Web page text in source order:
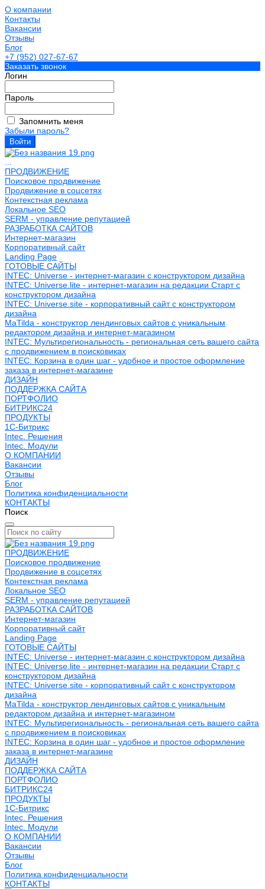
О компании
Контакты
Вакансии
Отзывы
Блог
+7 (952) 027-67-67
Заказать звонок
Логин
Пароль
Запомнить меня
Забыли пароль?
ПРОДВИЖЕНИЕ
Поисковое продвижение
Продвижение в соцсетях
Контекстная реклама
Локальное SEO
SERM - управление репутацией
РАЗРАБОТКА САЙТОВ
Интернет-магазин
Корпоративный сайт
Landing Page
ГОТОВЫЕ САЙТЫ
INTEC: Universe - интернет-магазин с конструктором дизайна
INTEC: Universe.lite - интернет-магазин на редакции Старт с
конструктором дизайна
INTEC: Universe.site - корпоративный сайт с конструктором
дизайна
MaTilda - конструктор лендинговых сайтов с уникальным
редактором дизайна и интернет-магазином
INTEC: Мультирегиональность - региональная сеть вашего сайта
с продвижением в поисковиках
INTEC: Корзина в один шаг - удобное и простое оформление
заказа в интернет-магазине
ДИЗАЙН
ПОДДЕРЖКА САЙТА
ПОРТФОЛИО
БИТРИКС24
ПРОДУКТЫ
1С-Битрикс
Intec. Решения
Intec. Модули
О КОМПАНИИ
Вакансии
Отзывы
Блог
Политика конфиденциальности
КОНТАКТЫ
Поиск
ПРОДВИЖЕНИЕ
Поисковое продвижение
Продвижение в соцсетях
Контекстная реклама
Локальное SEO
SERM - управление репутацией
РАЗРАБОТКА САЙТОВ
Интернет-магазин
Корпоративный сайт
Landing Page
ГОТОВЫЕ САЙТЫ
INTEC: Universe - интернет-магазин с конструктором дизайна
INTEC: Universe.lite - интернет-магазин на редакции Старт с
конструктором дизайна
INTEC: Universe.site - корпоративный сайт с конструктором
дизайна
MaTilda - конструктор лендинговых сайтов с уникальным
редактором дизайна и интернет-магазином
INTEC: Мультирегиональность - региональная сеть вашего сайта
с продвижением в поисковиках
INTEC: Корзина в один шаг - удобное и простое оформление
заказа в интернет-магазине
ДИЗАЙН
ПОДДЕРЖКА САЙТА
ПОРТФОЛИО
БИТРИКС24
ПРОДУКТЫ
1С-Битрикс
Intec. Решения
Intec. Модули
О КОМПАНИИ
Вакансии
Отзывы
Блог
Политика конфиденциальности
КОНТАКТЫ